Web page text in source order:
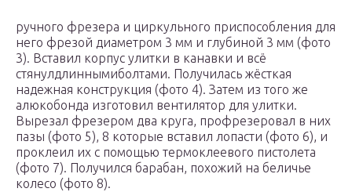
ручного фрезера и циркульного приспособления для
него фрезой диаметром 3 мм и глубиной 3 мм (фото
3). Вставил корпус улитки в канавки и всё
стянулдлиннымиболтами. Получилась жёсткая
надежная конструкция (фото 4). Затем из того же
алюкобонда изготовил вентилятор для улитки.
Вырезал фрезером два круга, профрезеровал в них
пазы (фото 5), 8 которые вставил лопасти (фото 6), и
проклеил их с помощью термоклеевого пистолета
(фото 7). Получился барабан, похожий на беличье
колесо (фото 8).